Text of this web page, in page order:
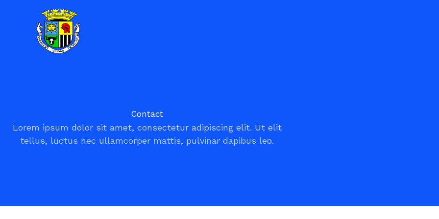
contenido
Contact
Lorem ipsum dolor sit amet, consectetur adipiscing elit. Ut elit
tellus, luctus nec ullamcorper mattis, pulvinar dapibus leo.